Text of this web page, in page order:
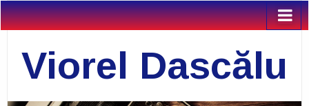
Viorel Dascălu